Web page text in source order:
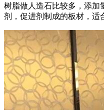
树脂做人造石比较多，添加
剂，促进剂制成的板材，适